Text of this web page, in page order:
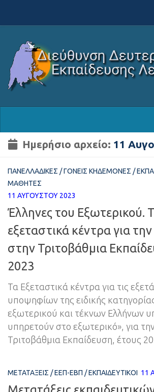
Ημερήσιο αρχείο: 11
ΠΑΝΕΛΛΑΔΙΚΈΣ /ΓΟΝΕΊΣ ΚΗΔΕΜΌΝΕΣ /
ΜΑΘΗΤΈΣ
11 ΑΥΓΟΎΣΤΟΥ 2023
Έλληνες του Εξωτερικού.
εξεταστικά κέντρα για
στην Τριτοβάθμια
2023
Τα Εξεταστικά κέντρα για τις
υποψηφίων της ειδικής
εξωτερικού και τέκνων Ελλήνων
υπηρετούν στο εξωτερικό», για
Τριτοβάθμια Εκπαίδευση, έτους
ΜΕΤΑΤΆΞΕΙΣ /ΕΕΠ-ΕΒΠ /ΕΚΠΑΙΔΕΥΤΙΚΟΊ 11